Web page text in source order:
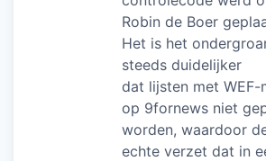
Robin de Boer
Het is het
steeds duidelijker
dat lijsten met WEF-
op 9fornews niet
worden, waardoor
echte verzet dat in